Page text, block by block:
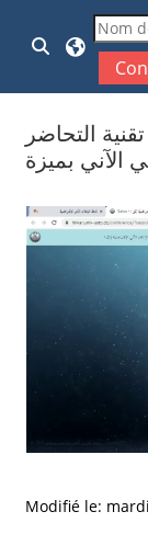
Passer au contenu
Activer/
التحاضر
Modifié le: